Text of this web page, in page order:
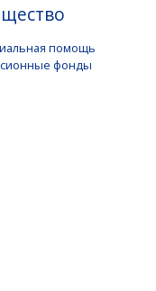
помощь
фонды